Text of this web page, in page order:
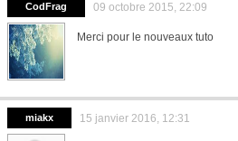
CodFrag 09 octobre 2015, 22:09
Merci pour le nouveaux tuto
miakx 15 janvier 2016, 12:31